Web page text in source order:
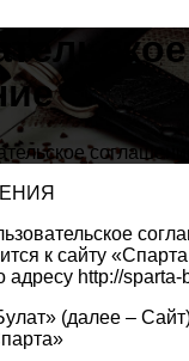
соглашение
к сайту
http://sparta-
(далее –